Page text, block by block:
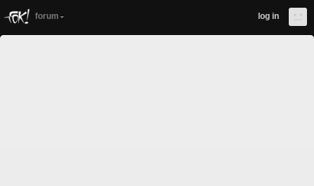
forum log in